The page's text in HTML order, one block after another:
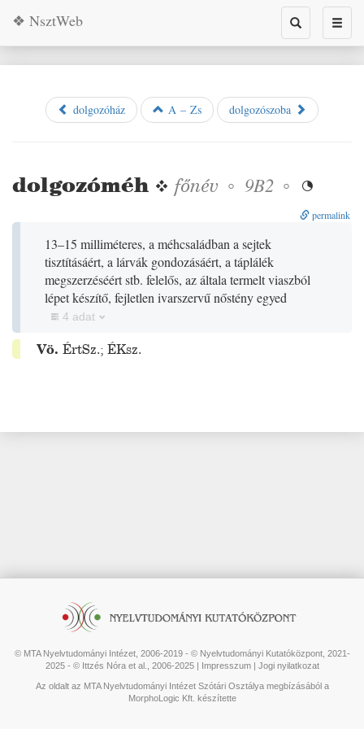
Toggle
search
❖ NsztWeb
dolgozóház A – Zs dolgozószoba
dolgozóméh ❖ főnév ◦ 9B2 ◦ 
permalink
13–15 milliméteres, a méhcsaládban a sejtek
tisztításáért, a lárvák gondozásáért, a táplálék
megszerzéséért stb. felelős, az általa termelt viaszból
lépet készítő, fejletlen ivarszervű nőstény egyed
4 adat
Vö. ÉrtSz.; ÉKsz.
© MTA Nyelvtudományi Intézet, 2006-2019 - © Nyelvtudományi Kutatóközpont, 2021-
2025 - © Ittzés Nóra et al., 2006-2025 | Impresszum| Jogi nyilatkozat
Az oldalt az MTA Nyelvtudományi Intézet Szótári Osztálya megbízásából a
MorphoLogic Kft. készítette